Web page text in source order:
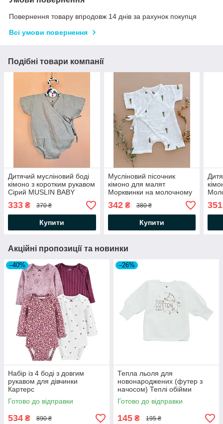
Повернення товару впродовж 14 днів за рахунок покупця
Всі умови повернення
Подібні товари компанії
Дитячий мусліновий боді
кімоно з коротким рукавом
Сірий MUSLIN BABY
333 ₴ 370 ₴
Купити
Мусліновий пісочник
кімоно для малят
Морквинки на молочному
MUSLIN BABY
342₴ 380 ₴
Купити
Акційні пропозиції та новинки
–40%
Набір із 4 боді з довгим
рукавом для дівчинки
Картерс
Готово до відправки
534 ₴ 890 ₴
–26%
Тепла льоля для
новонароджених (футер з
начосом) Теплі обійми
Молочний Minikin
Готово до відправки
145 ₴ 195 ₴